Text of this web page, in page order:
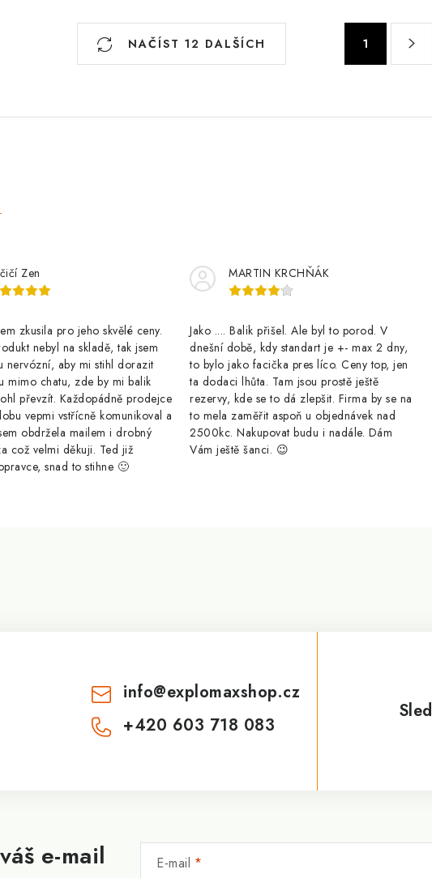
NAČÍST 12 DALŠÍCH
S
n
1
Zen
zkusila pro jeho skvělé ceny.
nebyl na skladě, tak jsem
nervózní, aby mi stihl dorazit
mimo chatu, zde by mi balik
převzít. Každopádně prodejce
vepmi vstřícně komunikoval a
obdržela mailem i drobný
což velmi děkuji. Ted již
snad to stihne 🙂
MARTIN KRCHŇÁK
Jako .... Balik přišel. Ale byl to porod. V
dnešní době, kdy standart je +- max 2 dny,
to bylo jako facička pres líco. Ceny top, jen
ta dodaci lhůta. Tam jsou prostě ještě
rezervy, kde se to dá zlepšit. Firma by se na
to mela zaměřit aspoň u objednávek nad
2500kc. Nakupovat budu i nadále. Dám
Vám ještě šanci. 😉
e-mail E-mail
info@explomaxshop.cz
+420 603 718 083